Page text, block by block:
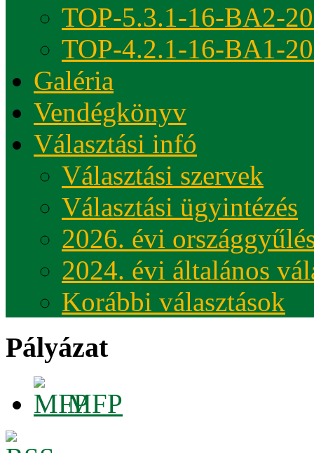
TOP-5.3.1-16-BA2-
TOP-4.2.1-16-BA1-
Galéria
Vendégkönyv
Választási infó
Választási szervek
Választási ügyintézés
2026. évi
2024. évi általános
Korábbi választások
Pályázat
MFP